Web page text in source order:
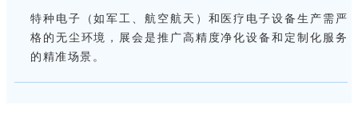
特种电子（如军工、航空航天）和医疗电子设备生产需严
格的无尘环境，展会是推广高精度净化设备和定制化服务
的精准场景 。